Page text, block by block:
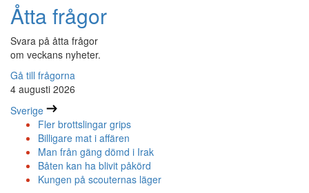
Åtta frågor
Svara på åtta frågor
om veckans nyheter.
Gå till frågorna
4 augusti 2026
Sverige
Fler brottslingar grips
Billigare mat i affären
Man från gäng dömd i Irak
Båten kan ha blivit påkörd
Kungen på scouternas läger